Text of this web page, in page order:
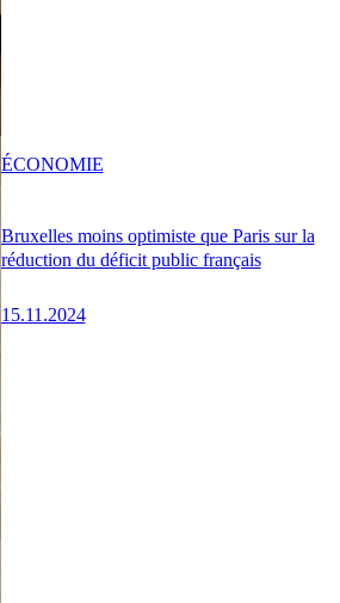
Bruxelles moins optimiste que Paris sur la
réduction du déficit public français
15.11.2024
ÉCONOMIE